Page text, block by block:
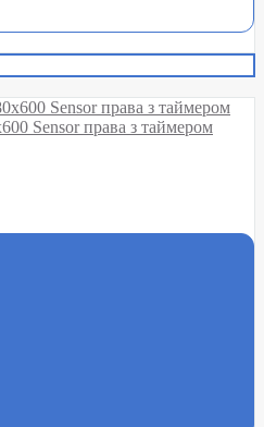
Sensor права з таймером